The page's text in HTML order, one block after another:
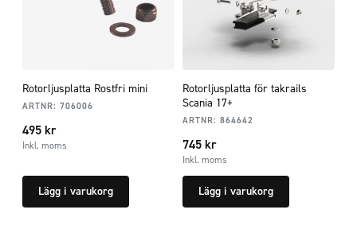
Rotorljusplatta Rostfri mini
ARTNR: 706006
495 kr
Inkl. moms
Lägg i varukorg
Rotorljusplatta för takrails
Scania 17+
ARTNR: 864642
745 kr
Inkl. moms
Lägg i varukorg